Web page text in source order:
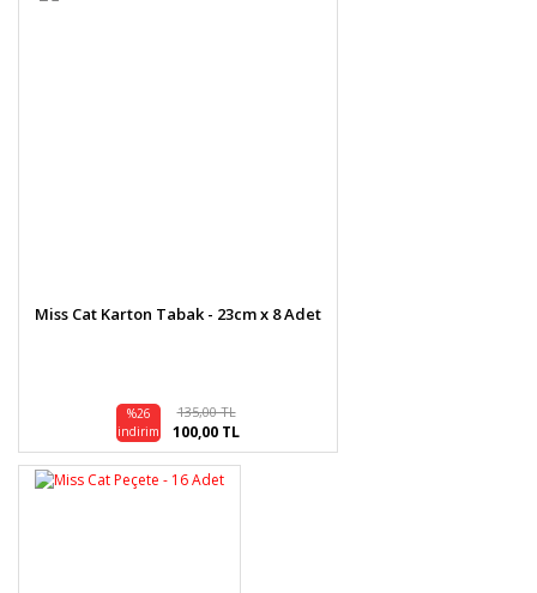
Miss Cat Karton Tabak - 23cm x 8 Adet
%26
indirim
135,00 TL
100,00 TL